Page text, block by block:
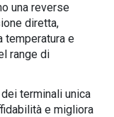
una reverse
diretta,
temperatura e
range di
terminali unica
e migliora